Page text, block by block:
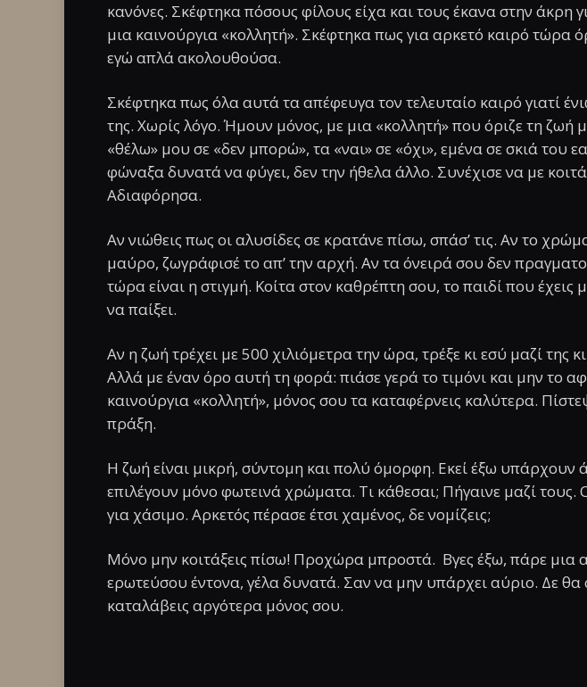
κανόνες. Σκέφτηκα πόσους φίλους είχα και τους έκανα στην άκρη
μια καινούργια «κολλητή». Σκέφτηκα πως για αρκετό καιρό τώρα
εγώ απλά ακολουθούσα.
Σκέφτηκα πως όλα αυτά τα απέφευγα τον τελευταίο καιρό γιατί
της. Χωρίς λόγο. Ήμουν μόνος, με μια «κολλητή» που όριζε τη ζωή
«θέλω» μου σε «δεν μπορώ», τα «ναι» σε «όχι», εμένα σε σκιά του
φώναξα δυνατά να φύγει, δεν την ήθελα άλλο. Συνέχισε να με
Αδιαφόρησα.
Αν νιώθεις πως οι αλυσίδες σε κρατάνε πίσω, σπάσ’ τις. Αν το
μαύρο, ζωγράφισέ το απ’ την αρχή. Αν τα όνειρά σου δεν
τώρα είναι η στιγμή. Κοίτα στον καθρέπτη σου, το παιδί που έχεις
να παίξει.
Αν η ζωή τρέχει με 500 χιλιόμετρα την ώρα, τρέξε κι εσύ μαζί της
Αλλά με έναν όρο αυτή τη φορά: πιάσε γερά το τιμόνι και μην το
καινούργια «κολλητή», μόνος σου τα καταφέρνεις καλύτερα.
πράξη.
Η ζωή είναι μικρή, σύντομη και πολύ όμορφη. Εκεί έξω υπάρχουν
επιλέγουν μόνο φωτεινά χρώματα. Τι κάθεσαι; Πήγαινε μαζί τους.
για χάσιμο. Αρκετός πέρασε έτσι χαμένος, δε νομίζεις;
Μόνο μην κοιτάξεις πίσω! Προχώρα μπροστά. Βγες έξω, πάρε μια
ερωτεύσου έντονα, γέλα δυνατά. Σαν να μην υπάρχει αύριο. Δε θα
καταλάβεις αργότερα μόνος σου.